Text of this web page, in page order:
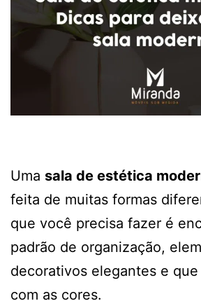
Uma sala de estética
feita de muitas formas
que você precisa fazer é
padrão de organização,
decorativos elegantes e
com as cores.